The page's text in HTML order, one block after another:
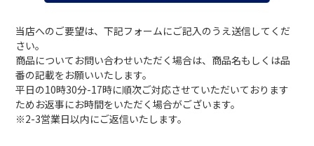
当店へのご要望は、下記フォームにご記入のうえ送信してくだ
さい。
商品についてお問い合わせいただく場合は、商品名もしくは品
番の記載をお願いいたします。
平日の10時30分-17時に順次ご対応させていただいております
ためお返事にお時間をいただく場合がございます。
※2-3営業日以内にご返信いたします。